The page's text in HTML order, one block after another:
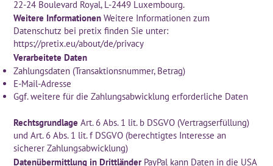
22-24 Boulevard Royal, L-2449 Luxembourg.
Weitere InformationenWeitere Informationen zum
Datenschutz bei pretix finden Sie unter:
https://pretix.eu/about/de/privacy
Verarbeitete Daten
Zahlungsdaten (Transaktionsnummer, Betrag)
E-Mail-Adresse
Ggf. weitere für die Zahlungsabwicklung erforderliche Daten
RechtsgrundlageArt. 6 Abs. 1 lit. b DSGVO (Vertragserfüllung)
und Art. 6 Abs. 1 lit. f DSGVO (berechtigtes Interesse an
sicherer Zahlungsabwicklung)
Datenübermittlung in Drittländer PayPal kann Daten in die USA